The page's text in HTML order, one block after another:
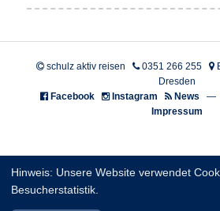
schulz aktiv reisen 0351 266 255
Dresden
Facebook
Instagram News —
Impressum
Hinweis: Unsere Website verwendet
Besucherstatistik.